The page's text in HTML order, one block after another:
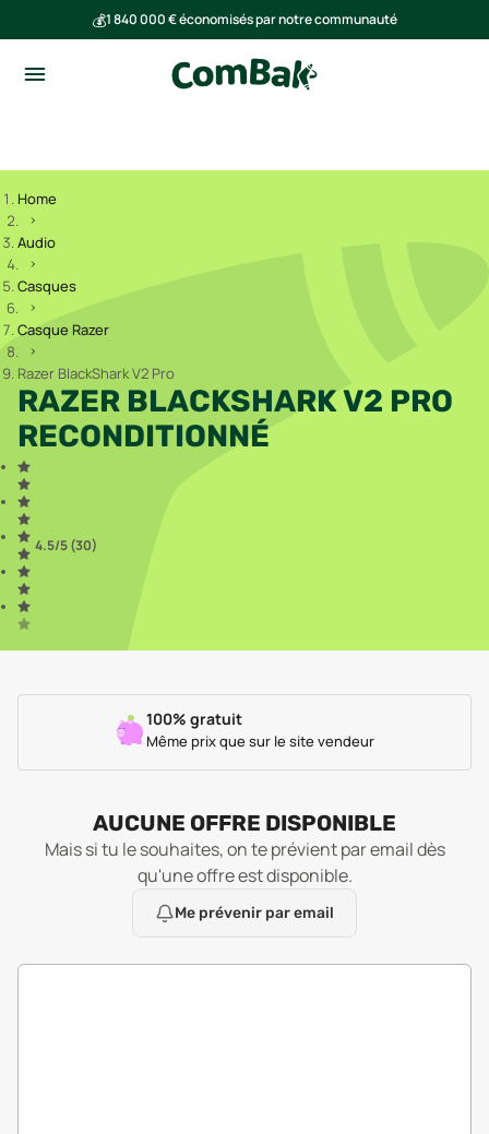
💰1 840 000 € économisés par notre communauté
Home
Audio
Casques
Casque Razer
Razer BlackShark V2 Pro
RAZER BLACKSHARK V2 PRO
RECONDITIONNÉ
4.5/5 (30)
100% gratuit
Même prix que sur le site vendeur
AUCUNE OFFRE DISPONIBLE
Mais si tu le souhaites, on te prévient par email dès
qu'une offre est disponible.
Me prévenir par email